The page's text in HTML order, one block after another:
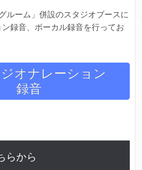
ルーム」併設のスタジオブースに
録音、ボーカル録音を行ってお
オナレーション
録音
らから